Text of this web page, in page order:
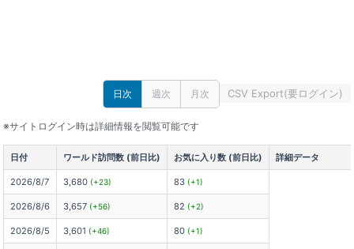
日次 週次 月次 CSV Export(要ログイン)
※サイトログイン時は詳細情報を閲覧可能です
日付 ワールド訪問数 (前日比) お気に入り数 (前日比) 詳細データ
2026/8/7 3,680 (+23) 83 (+1)
2026/8/6 3,657 (+56) 82 (+2)
2026/8/5 3,601 (+46) 80 (+1)